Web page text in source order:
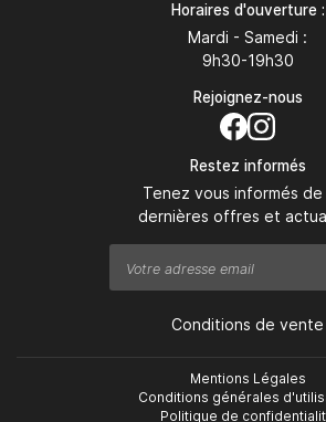
Horaires d'ouverture :
Mardi - Samedi :
9h30-19h30
Rejoignez-nous
Restez informés
Tenez vous informés de
dernières offres et
Conditions de vente
Mentions Légales
Conditions générales
Politique de